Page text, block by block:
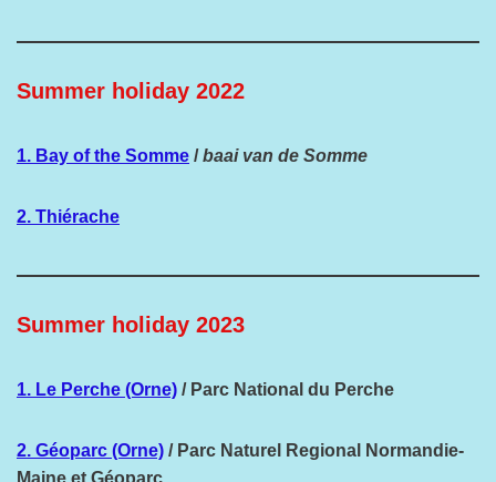
Summer holiday 2022
1. Bay of the Somme /baai van de Somme
2. Thiérache
Summer holiday 2023
1. Le Perche (Orne) / Parc National du Perche
2. Géoparc (Orne) / Parc Naturel Regional Normandie-
Maine et Géoparc